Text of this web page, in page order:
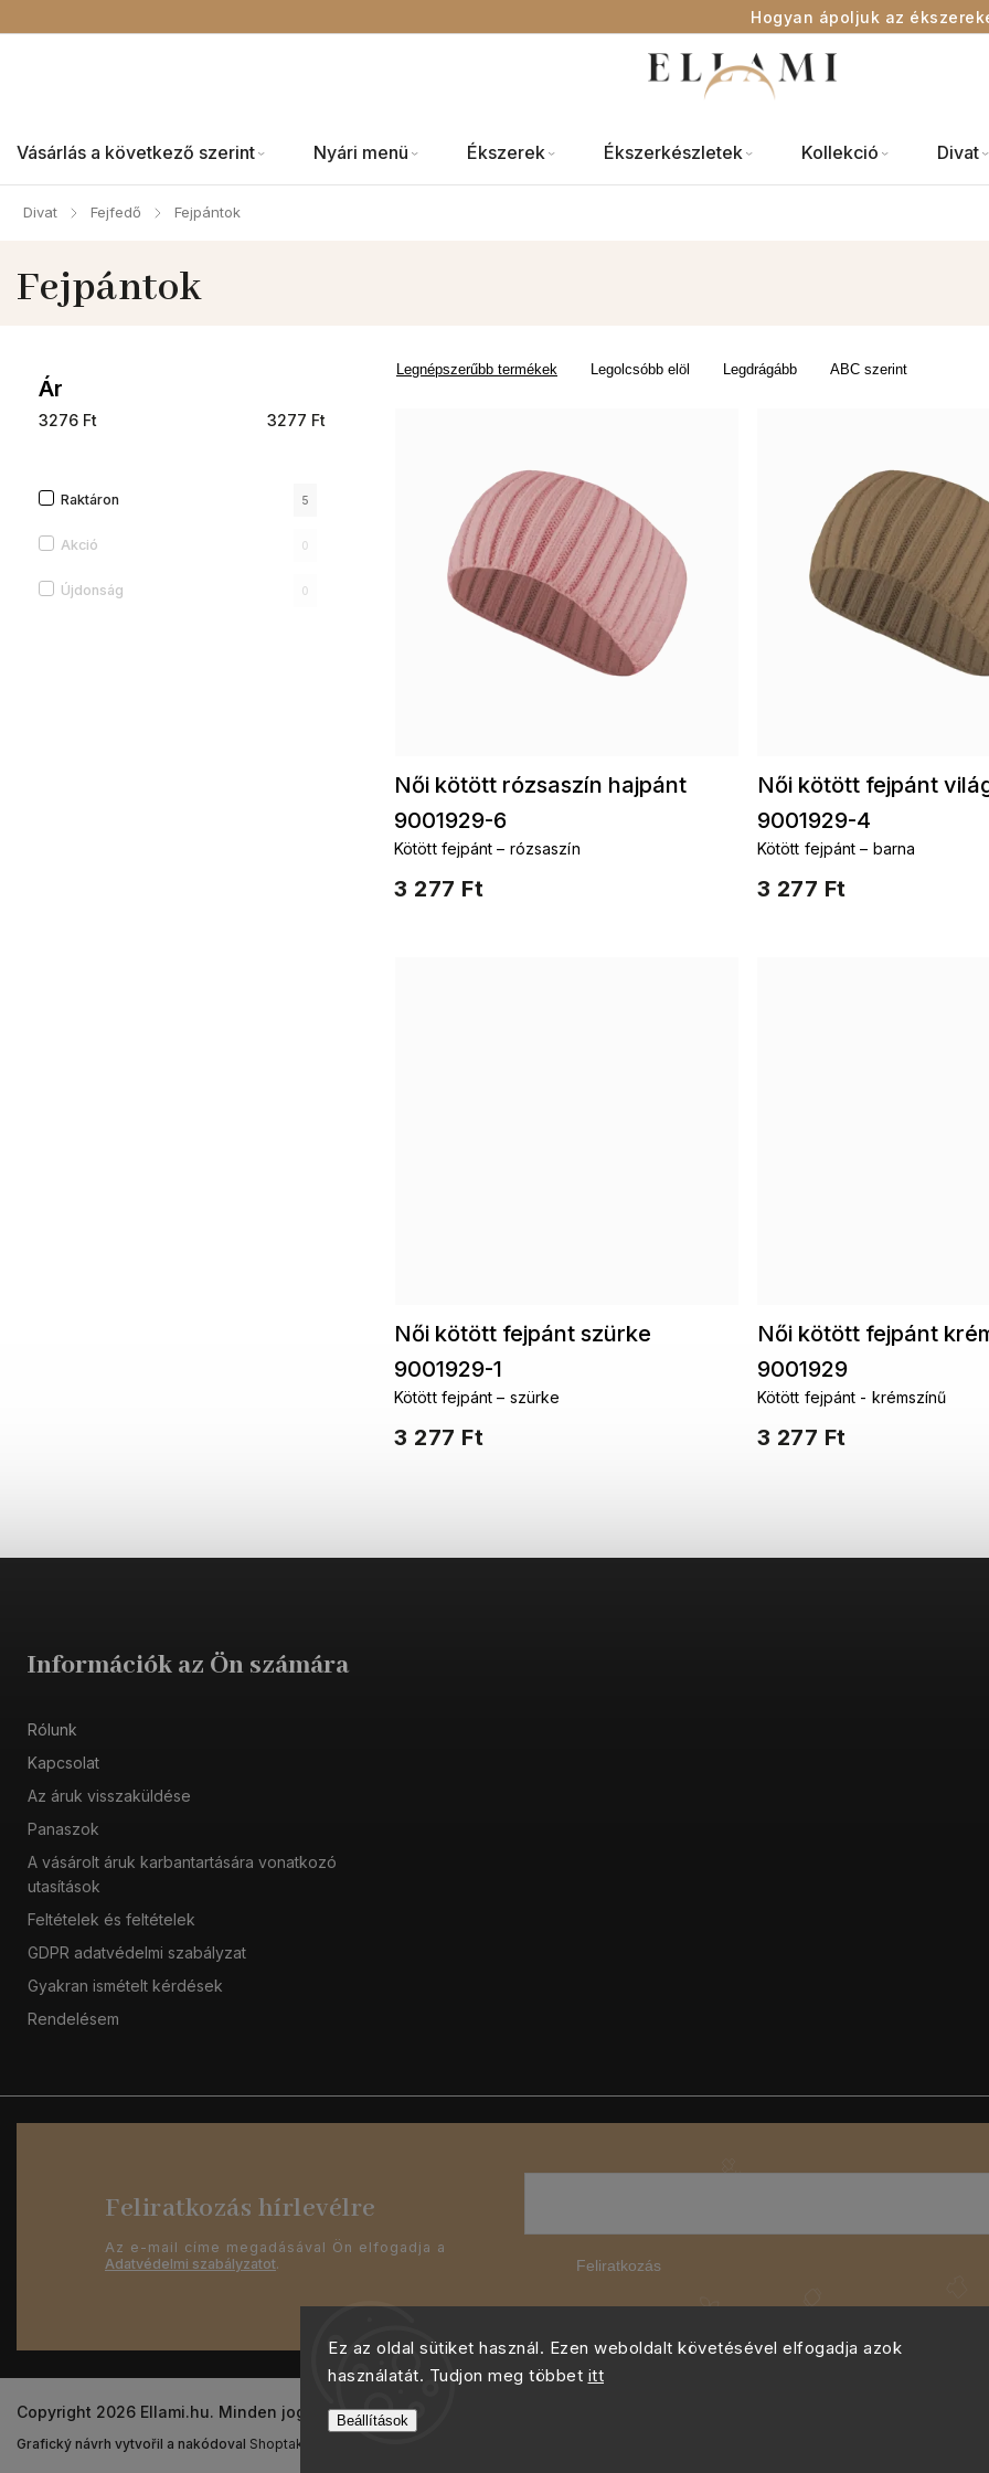
Ez az oldal sütiket használ. Ezen weboldalt követésével elfogadja azok
használatát. Tudjon meg többet itt
Beállítások
Hogyan ápoljuk az
Vásárlás a következő szerint Nyári menü Ékszerek Ékszerkészletek Kollekció Divat
Divat / Fejfedő / Fejpántok
Fejpántok
Ár
3276 Ft 3277 Ft
Raktáron 5
Akció 0
Újdonság 0
Legnépszerűbb termékek Legolcsóbb elöl Legdrágább ABC szerint
Női kötött rózsaszín hajpánt
9001929-6
3 277 Ft
Kötött fejpánt – rózsaszín
Női kötött fejpánt
9001929-4
3 277 Ft
Kötött fejpánt – barna
Női kötött fejpánt szürke
9001929-1
3 277 Ft
Kötött fejpánt – szürke
Női kötött fejpánt
9001929
3 277 Ft
Kötött fejpánt - krémszínű
Információk az Ön számára
Rólunk
Kapcsolat
Az áruk visszaküldése
Panaszok
A vásárolt áruk karbantartására vonatkozó
utasítások
Feltételek és feltételek
GDPR adatvédelmi szabályzat
Gyakran ismételt kérdések
Rendelésem
Feliratkozás hírlevélre
Az e-mail címe megadásával Ön elfogadja a
Adatvédelmi szabályzatot. Feliratkozás
Copyright 2026 Ellami.hu. Minden jog fenntartva.
Grafický návrh vytvořil a nakódoval Shoptak.cz